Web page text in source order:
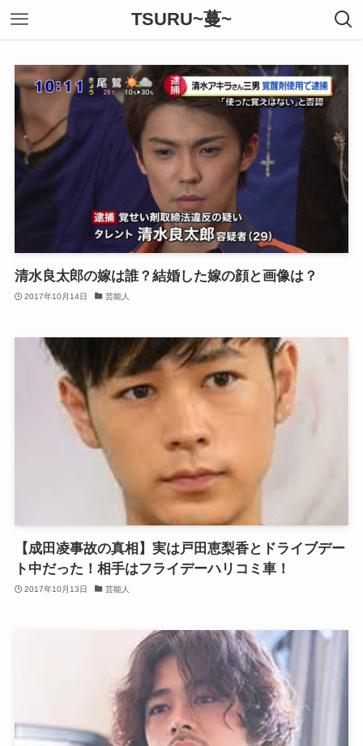
TSURU~蔓~
清水良太郎の嫁は誰？結婚した嫁の顔と画像は？
2017年10月14日 芸能人
【成田凌事故の真相】実は戸田恵梨香とドライブデー
ト中だった！相手はフライデーハリコミ車！
2017年10月13日 芸能人